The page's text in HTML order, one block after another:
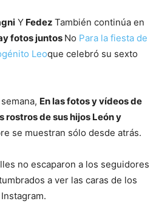
Y Fedez También continúa en
fotos juntos No Para la fiesta de
Leoque celebró su sexto
En las fotos y vídeos de
rostros de sus hijos León y
se muestran sólo desde atrás.
no escaparon a los seguidores
a ver las caras de los